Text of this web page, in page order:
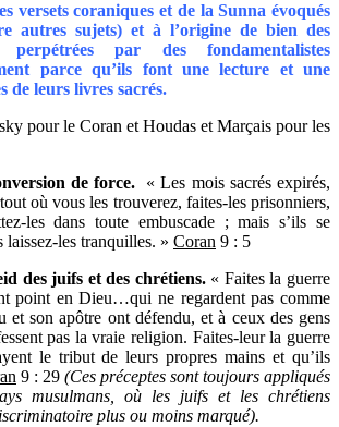
versets coraniques et de la Sunna évoqués
autres sujets) et à l’origine de bien des
perpétrées par des fondamentalistes
parce qu’ils font une lecture et une
de leurs livres sacrés.
pour le Coran et Houdas et Marçais pour les
de force.
« Les mois sacrés expirés,
où vous les trouverez, faites-les prisonniers,
les dans toute embuscade ; mais s’ils se
les tranquilles. » Coran 9 : 5
des juifs et des chrétiens.« Faites la guerre
point en Dieu…qui ne regardent pas comme
et son apôtre ont défendu, et à ceux des gens
pas la vraie religion. Faites-leur la guerre
le tribut de leurs propres mains et qu’ils
9 : 29 (Ces préceptes sont toujours appliqués
musulmans, où les juifs et les chrétiens
plus ou moins marqué).